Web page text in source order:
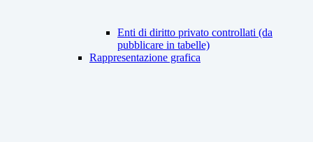
Enti di diritto privato controllati (da
pubblicare in tabelle)
Rappresentazione grafica